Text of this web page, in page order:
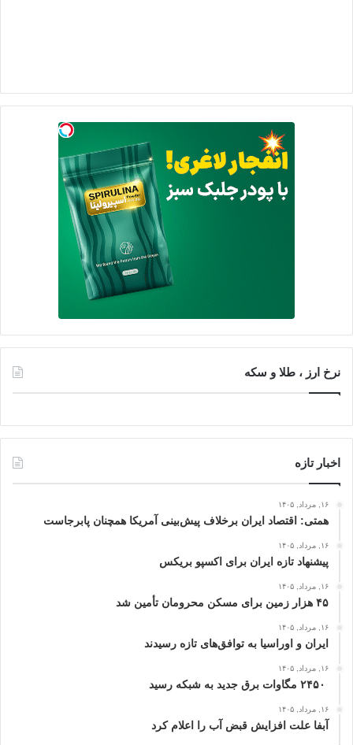
نرخ ارز ، طلا و سکه
اخبار تازه
۱۶, مرداد, ۱۴۰۵
همتی: اقتصاد ایران برخلاف پیش‌بینی آمریکا همچنان پابرجاست
۱۶, مرداد, ۱۴۰۵
پیشنهاد تازه ایران برای اکسپو بریکس
۱۶, مرداد, ۱۴۰۵
۴۵ هزار زمین برای مسکن محرومان تأمین شد
۱۶, مرداد, ۱۴۰۵
ایران و اوراسیا به توافق‌های تازه رسیدند
۱۶, مرداد, ۱۴۰۵
۱۶, مرداد, ۱۴۰۵
آبفا علت افزایش قبض آب را اعلام کرد